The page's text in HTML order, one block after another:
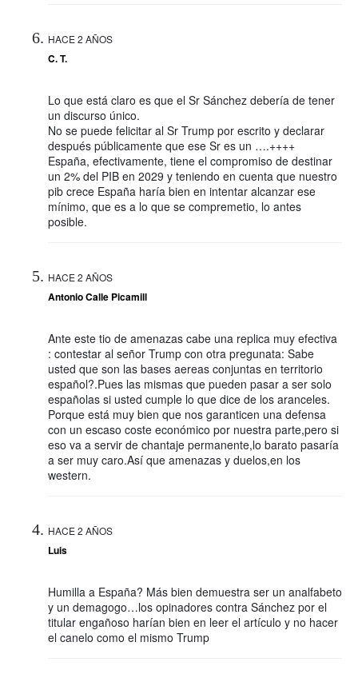
HACE 2 AÑOS
C. T.
Lo que está claro es que el Sr Sánchez debería de tener
un discurso único.
No se puede felicitar al Sr Trump por escrito y declarar
después públicamente que ese Sr es un ….++++
España, efectivamente, tiene el compromiso de destinar
un 2% del PIB en 2029 y teniendo en cuenta que nuestro
pib crece España haría bien en intentar alcanzar ese
mínimo, que es a lo que se compremetio, lo antes
posible.
HACE 2 AÑOS
Antonio Calle Picamill
Ante este tio de amenazas cabe una replica muy efectiva
: contestar al señor Trump con otra pregunata: Sabe
usted que son las bases aereas conjuntas en territorio
español?.Pues las mismas que pueden pasar a ser solo
españolas si usted cumple lo que dice de los aranceles.
Porque está muy bien que nos garanticen una defensa
con un escaso coste económico por nuestra parte,pero si
eso va a servir de chantaje permanente,lo barato pasaría
a ser muy caro.Así que amenazas y duelos,en los
western.
HACE 2 AÑOS
Luis
Humilla a España? Más bien demuestra ser un analfabeto
y un demagogo…los opinadores contra Sánchez por el
titular engañoso harían bien en leer el artículo y no hacer
el canelo como el mismo Trump